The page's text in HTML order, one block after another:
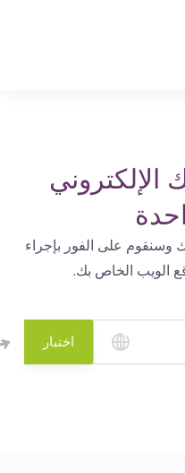
على الفور بإجراء
الخاص بك.
اختبار